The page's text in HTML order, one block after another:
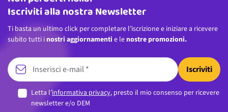
Iscriviti alla nostra Newsletter
Ti basta un ultimo click per completare l’iscrizione e iniziare a ricevere
subito tutti i nostri aggiornamenti e le nostre promozioni.
Iscriviti
Letta l’informativa privacy, presto il mio consenso per ricevere
newsletter e/o DEM